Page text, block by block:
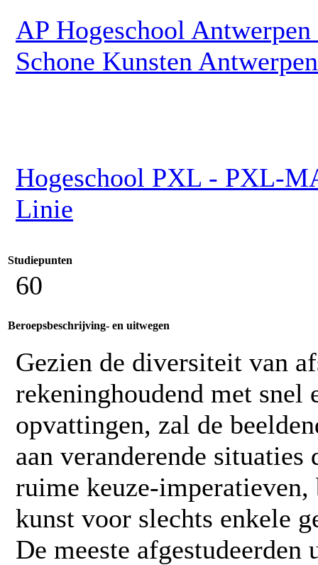
AP Hogeschool
Schone Kunsten Antwerpen
Hogeschool PXL - PXL-
Linie
Studiepunten
60
Beroepsbeschrijving- en uitwegen
Gezien de diversiteit van
rekeninghoudend met snel
opvattingen, zal de
aan veranderende situaties
ruime keuze-
kunst voor slechts enkele
De meeste